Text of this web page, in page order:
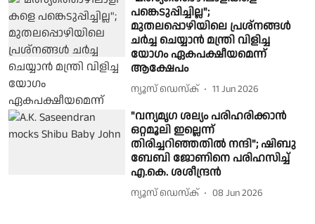
പങ്കെടുപ്പിച്ചില്ല";
മുതലപ്പൊഴിയിലെ പ്രശ്നങ്ങൾ
ചർച്ച ചെയ്യാൻ മന്ത്രി വിളിച്ച
യോഗം ഏകപക്ഷീയമെന്ന്
ആക്ഷേപം
ന്യൂസ് ഡെസ്ക് 11 Jun 2026
"വന്യമൃഗ ശല്യം പരിഹരിക്കാൻ
ഒറ്റമൂലി ഇല്ലെന്ന്
തിരിച്ചറിഞ്ഞതിൽ നന്ദി"; ഷിബു
ബേബി ജോണിനെ പരിഹസിച്ച്
എ.കെ. ശശീന്ദ്രൻ
ന്യൂസ് ഡെസ്ക് 08 Jun 2026